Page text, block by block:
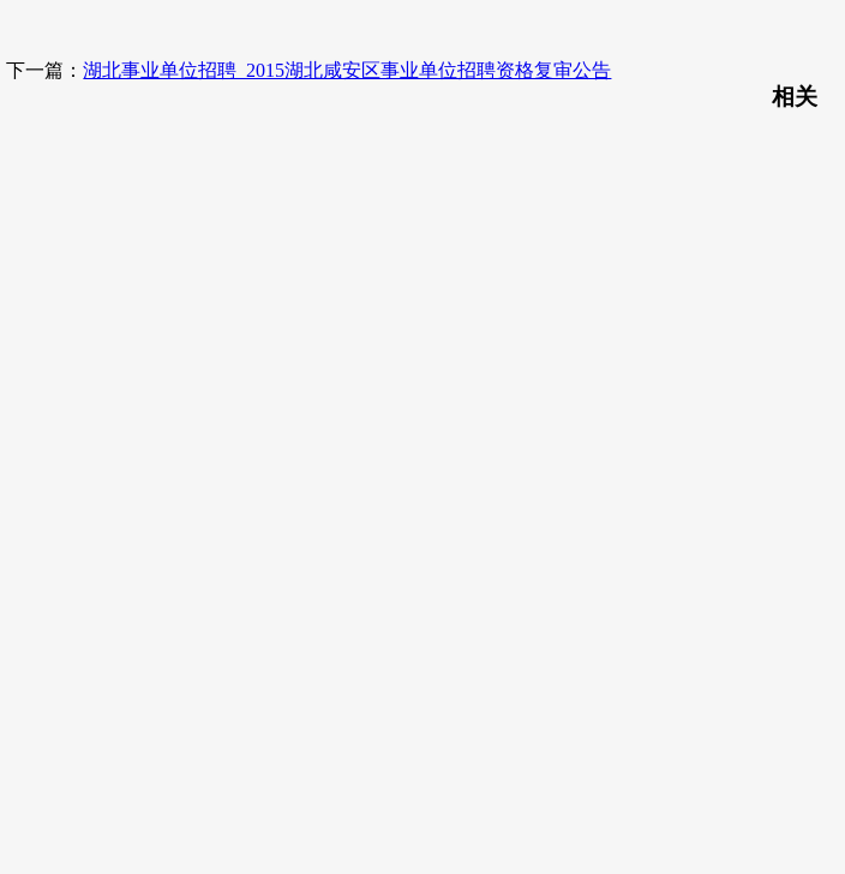
下一篇：湖北事业单位招聘_2015湖北咸安区事业单位招聘资格复审公告
相关